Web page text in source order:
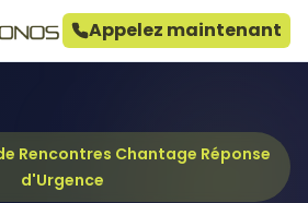
Appelez maintenant
Rencontres Chantage Réponse
d'Urgence